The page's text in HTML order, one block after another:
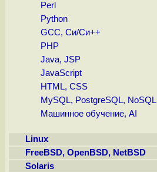
Perl
Python
GCC, Си/Си++
PHP
Java, JSP
JavaScript
HTML, CSS
MySQL, PostgreSQL, NoSQL
Машинное обучение, AI
Linux
FreeBSD, OpenBSD, NetBSD
Solaris